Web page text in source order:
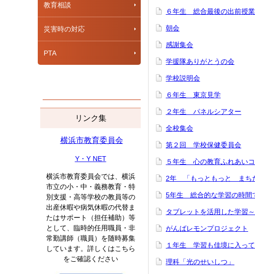
教育相談
災害時の対応
PTA
リンク集
横浜市教育委員会
Y・Y NET
横浜市教育委員会では、横浜
市立の小・中・義務教育・特
別支援・高等学校の教員等の
出産休暇や病気休暇の代替ま
たはサポート（担任補助）等
として、臨時的任用職員・非
常勤講師（職員）を随時募集
しています。詳しくはこちら
をご確認ください
６年生 総合最後の出前授業
朝会
感謝集会
学援隊ありがとうの会
学校説明会
６年生 東京見学
２年生 パネルシアター
全校集会
第２回 学校保健委員会
５年生 心の教育ふれあいコ
2年 「もっともっと まち
5年生 総合的な学習の時間
タブレットを活用した学習
がんばレモンプロジェクト
１年生 学習も佳境に入っ
理科「光のせいしつ」